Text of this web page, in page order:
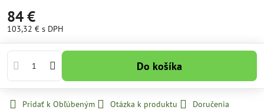
84 €
103,32 € s DPH
Do košíka
Pridať k Obľúbeným Otázka k produktu
Doručenia